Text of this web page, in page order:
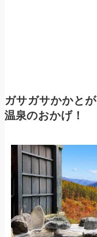
ガサガサかかと
温泉のおかげ！